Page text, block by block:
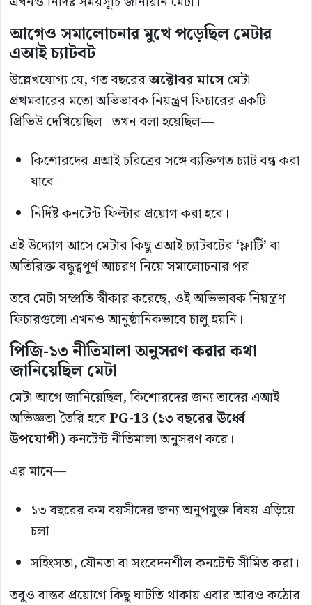
আগেও সমালোচনার মুখে পড়েছিল মেটার
এআই চ্যাটবট
উল্লেখযোগ্য যে, গত বছরেরঅক্টোবর মাসেমেটা
প্রথমবারের মতো অভিভাবক নিয়ন্ত্রণ ফিচারের একটি
প্রিভিউ দেখিয়েছিল। তখন বলা হয়েছিল—
কিশোরদের এআই চরিত্রের সঙ্গে ব্যক্তিগত চ্যাট বন্ধ করা
যাবে।
নির্দিষ্ট কনটেন্ট ফিল্টার প্রয়োগ করা হবে।
এই উদ্যোগ আসে মেটার কিছু এআই চ্যাটবটের ‘ফ্লার্টি’ বা
অতিরিক্ত বন্ধুত্বপূর্ণ আচরণ নিয়ে সমালোচনার পর।
তবে মেটা সম্প্রতি স্বীকার করেছে, ওই অভিভাবক নিয়ন্ত্রণ
ফিচারগুলো এখনও আনুষ্ঠানিকভাবে চালু হয়নি।
পিজি-১৩ নীতিমালা অনুসরণ করার কথা
জানিয়েছিল মেটা
মেটা আগে জানিয়েছিল, কিশোরদের জন্য তাদের এআই
অভিজ্ঞতা তৈরি হবেPG-13 (১৩ বছরের ঊর্ধ্বে
উপযোগী)কনটেন্ট নীতিমালা অনুসরণ করে।
এর মানে—
১৩ বছরের কম বয়সীদের জন্য অনুপযুক্ত বিষয় এড়িয়ে
চলা।
সহিংসতা, যৌনতা বা সংবেদনশীল কনটেন্ট সীমিত করা।
তবুও বাস্তব প্রয়োগে কিছু ঘাটতি থাকায় এবার আরও কঠোর